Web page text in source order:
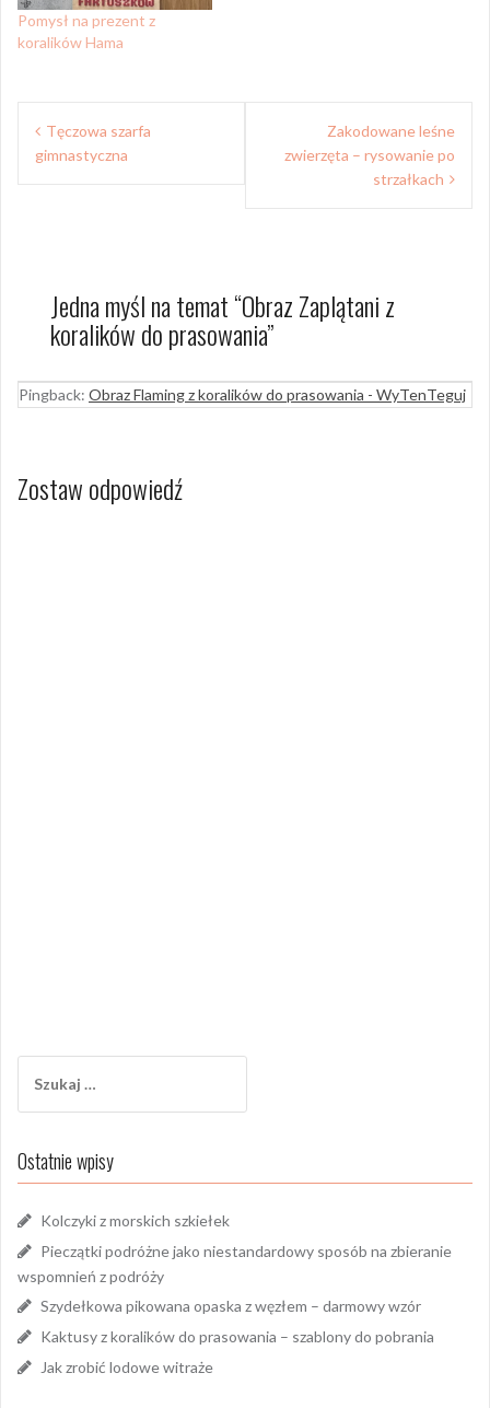
Pomysł na prezent z
koralików Hama
Nawigacja
wpisu
Tęczowa szarfa
gimnastyczna
Zakodowane leśne
zwierzęta – rysowanie po
strzałkach
Jedna myśl na temat “Obraz Zaplątani z
koralików do prasowania”
Pingback: Obraz Flaming z koralików do prasowania - WyTenTeguj
Zostaw odpowiedź
Ostatnie wpisy
Kolczyki z morskich szkiełek
Pieczątki podróżne jako niestandardowy sposób na zbieranie
wspomnień z podróży
Szydełkowa pikowana opaska z węzłem – darmowy wzór
Kaktusy z koralików do prasowania – szablony do pobrania
Jak zrobić lodowe witraże